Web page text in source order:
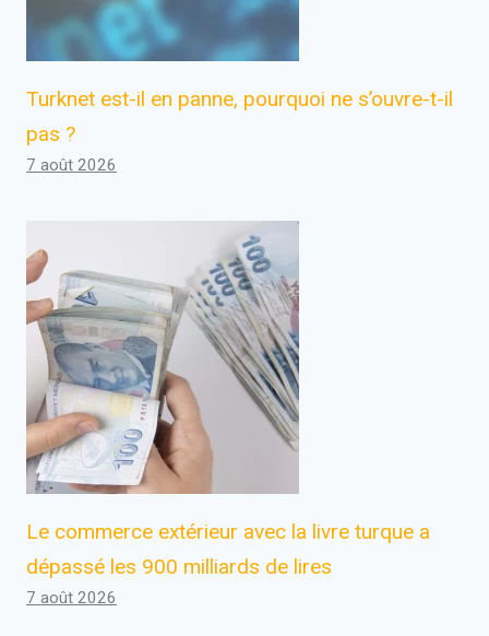
Turknet est-il en panne, pourquoi ne s’ouvre-t-il
pas ?
7 août 2026
Le commerce extérieur avec la livre turque a
dépassé les 900 milliards de lires
7 août 2026